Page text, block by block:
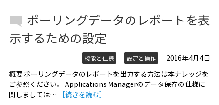
ポーリングデータのレポートを表
示するための設定
機能と仕様 設定と操作
2016年4月4日
概要 ポーリングデータのレポートを出力する方法は本ナレッジを
ご参照ください。 Applications Managerのデータ保存の仕様に
関しましては…
［続きを読む］